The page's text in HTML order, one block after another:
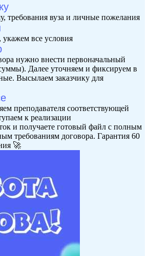
требования вуза и личные пожелания
все условия
нужно внести первоначальный
Далее уточняем и фиксируем в
Высылаем заказчику для
преподавателя соответствующей
к реализации
и получаете готовый файл с полным
требованиям договора. Гарантия 60
🚀